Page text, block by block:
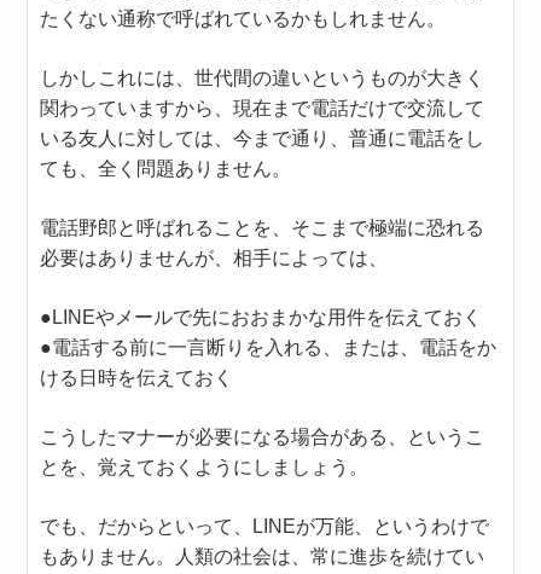
たくない通称で呼ばれているかもしれません。
しかしこれには、世代間の違いというものが大きく
関わっていますから、現在まで電話だけで交流して
いる友人に対しては、今まで通り、普通に電話をし
ても、全く問題ありません。
電話野郎と呼ばれることを、そこまで極端に恐れる
必要はありませんが、相手によっては、
●LINEやメールで先におおまかな用件を伝えておく
●電話する前に一言断りを入れる、または、電話をか
ける日時を伝えておく
こうしたマナーが必要になる場合がある、というこ
とを、覚えておくようにしましょう。
でも、だからといって、LINEが万能、というわけで
もありません。人類の社会は、常に進歩を続けてい